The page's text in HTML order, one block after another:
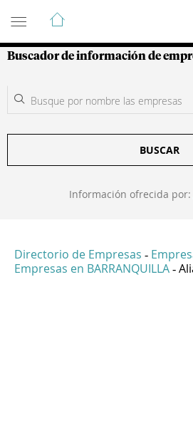
Guía de Empresas
Buscador de información de
BUSCAR
Información ofrecida por:
Directorio de Empresas -
Empresas en BARRANQUILLA -